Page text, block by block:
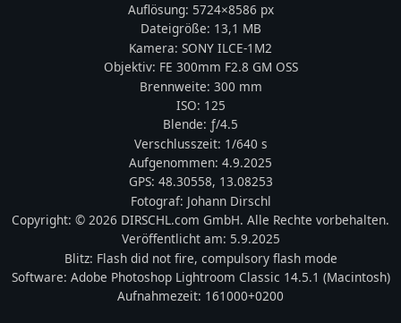
Auflösung: 5724×8586 px
Dateigröße: 13,1 MB
Kamera: SONY ILCE-1M2
Objektiv: FE 300mm F2.8 GM OSS
Brennweite: 300 mm
ISO: 125
Blende: ƒ/4.5
Verschlusszeit: 1/640 s
Aufgenommen: 4.9.2025
GPS: 48.30558, 13.08253
Fotograf: Johann Dirschl
Copyright: © 2026 DIRSCHL.com GmbH. Alle Rechte vorbehalten.
Veröffentlicht am: 5.9.2025
Blitz: Flash did not fire, compulsory flash mode
Software: Adobe Photoshop Lightroom Classic 14.5.1 (Macintosh)
Aufnahmezeit: 161000+0200